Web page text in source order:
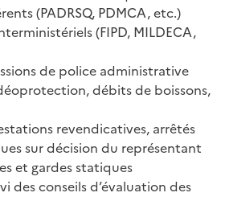
(PADRSQ, PDMCA, etc.)
(FIPD, MILDECA,
de police administrative
débits de boissons,
revendicatives, arrêtés
sur décision du représentant
et gardes statiques
des conseils d’évaluation des